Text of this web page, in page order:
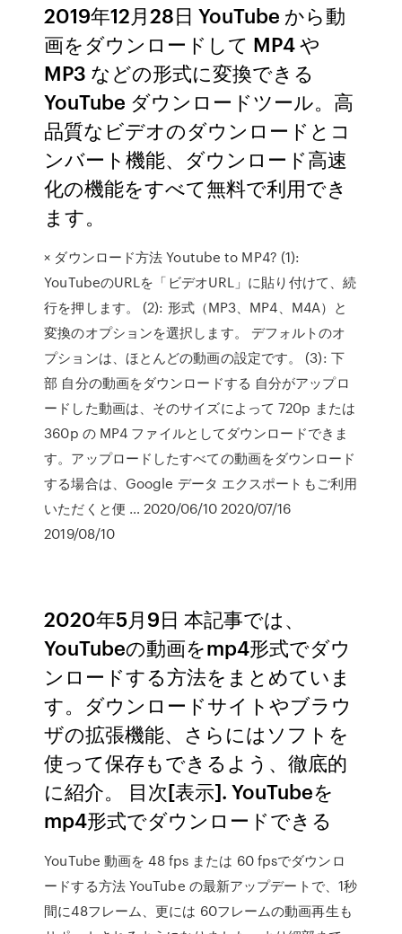
2019年12月28日 YouTube から動
画をダウンロードして MP4 や
MP3 などの形式に変換できる
YouTube ダウンロードツール。高
品質なビデオのダウンロードとコ
ンバート機能、ダウンロード高速
化の機能をすべて無料で利用でき
ます。
× ダウンロード方法 Youtube to MP4? (1):
YouTubeのURLを「ビデオURL」に貼り付けて、続
行を押します。 (2): 形式（MP3、MP4、M4A）と
変換のオプションを選択します。 デフォルトのオ
プションは、ほとんどの動画の設定です。 (3): 下
部 自分の動画をダウンロードする 自分がアップロ
ードした動画は、そのサイズによって 720p または
360p の MP4 ファイルとしてダウンロードできま
す。アップロードしたすべての動画をダウンロード
する場合は、Google データ エクスポートもご利用
いただくと便 … 2020/06/10 2020/07/16
2019/08/10
2020年5月9日 本記事では、
YouTubeの動画をmp4形式でダウ
ンロードする方法をまとめていま
す。ダウンロードサイトやブラウ
ザの拡張機能、さらにはソフトを
使って保存もできるよう、徹底的
に紹介。 目次[表示]. YouTubeを
mp4形式でダウンロードできる
YouTube 動画を 48 fps または 60 fpsでダウンロ
ードする方法 YouTube の最新アップデートで、1秒
間に48フレーム、更には 60フレームの動画再生も